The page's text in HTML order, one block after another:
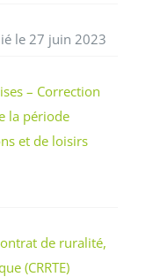
le 27 juin 2023
– Correction
la période
et de loisirs
de ruralité,
(CRRTE)